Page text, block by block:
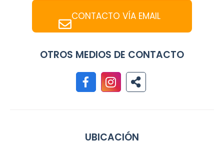
CONTACTO VÍA EMAIL
OTROS MEDIOS DE CONTACTO
UBICACIÓN